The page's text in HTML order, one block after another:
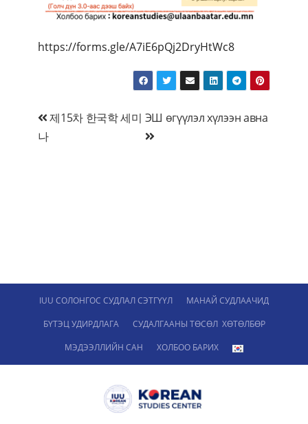
https://forms.gle/A7iE6pQj2DryHtWc8
Мэдээний
цэс
ЭШ өгүүлэл хүлээн авна
제15차 한국학 세미
나
IUU СОЛОНГОС СУДЛАЛ СЭТГҮҮЛ
МАНАЙ СУДЛААЧИД
БҮТЭЦ УДИРДЛАГА
СУДАЛГААНЫ ТӨСӨЛ ХӨТӨЛБӨР
МЭДЭЭЛЛИЙН САН
ХОЛБОО БАРИХ